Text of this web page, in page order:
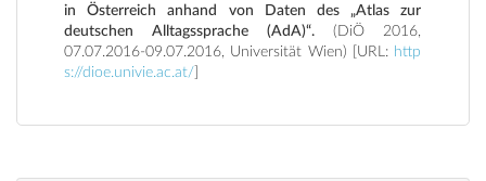
in Österreich anhand von Daten des „Atlas zur
deutschen Alltagssprache (AdA)“. (DiÖ 2016,
07.07.2016-09.07.2016, Universität Wien) [URL: http
s://dioe.univie.ac.at/